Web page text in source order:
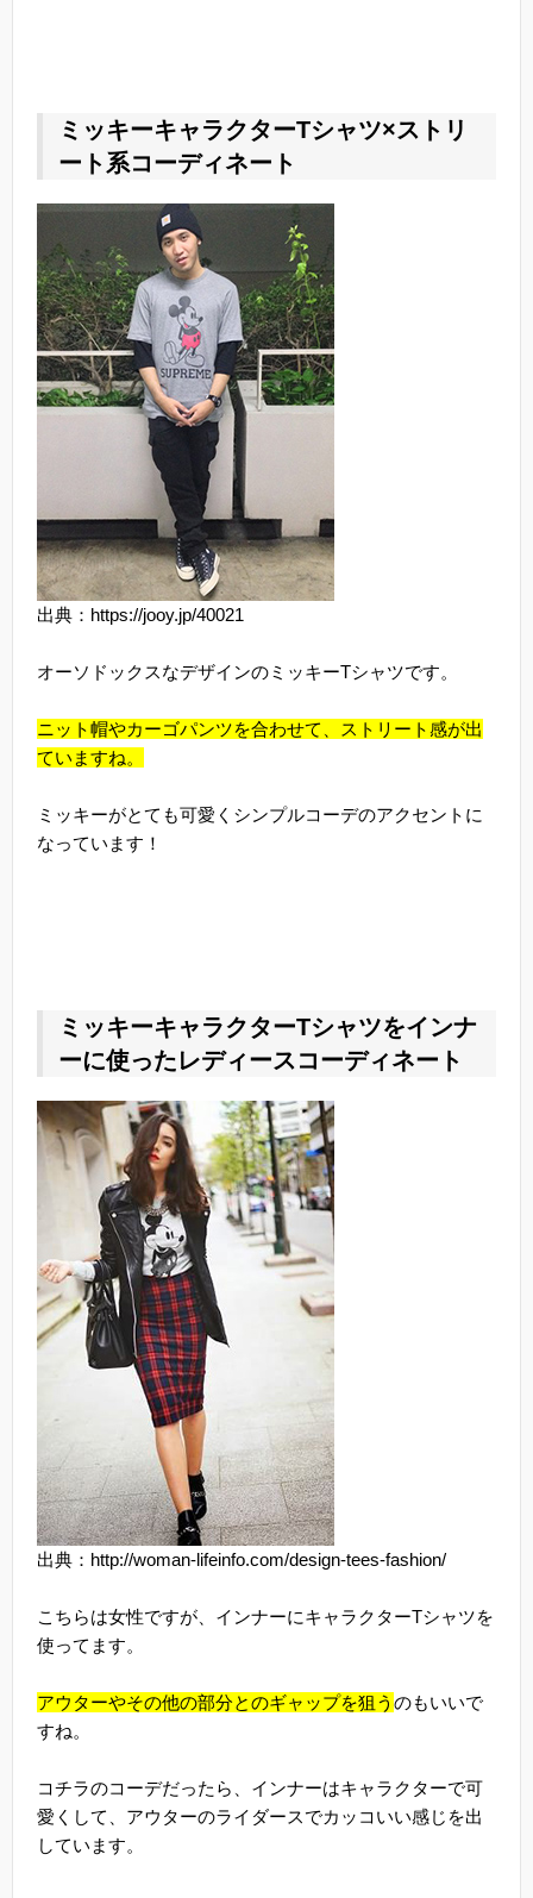
ミッキーキャラクターTシャツ×ストリ
ート系コーディネート
出典：https://jooy.jp/40021
オーソドックスなデザインのミッキーTシャツです。
ニット帽やカーゴパンツを合わせて、ストリート感が出
ていますね。
ミッキーがとても可愛くシンプルコーデのアクセントに
なっています！
ミッキーキャラクターTシャツをインナ
ーに使ったレディースコーディネート
出典：http://woman-lifeinfo.com/design-tees-fashion/
こちらは女性ですが、インナーにキャラクターTシャツを
使ってます。
アウターやその他の部分とのギャップを狙う のもいいで
すね。
コチラのコーデだったら、インナーはキャラクターで可
愛くして、アウターのライダースでカッコいい感じを出
しています。